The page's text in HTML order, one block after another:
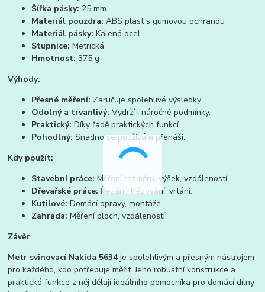
Šířka pásky: 25 mm
Materiál pouzdra: ABS plast s gumovou ochranou
Materiál pásky: Kalená ocel
Stupnice: Metrická
Hmotnost: 375 g
Výhody:
Přesné měření: Zaručuje spolehlivé výsledky.
Odolný a trvanlivý: Vydrží i náročné podmínky.
Praktický: Díky řadě praktických funkcí.
Pohodlný: Snadno se používá a přenáší.
Kdy použít:
Stavební práce: Měření rozměrů, výšek, vzdáleností.
Dřevařské práce: Řezání, frézování, vrtání.
Kutilové: Domácí opravy, montáže.
Zahrada: Měření ploch, vzdáleností.
Závěr
Metr svinovací Nakida 5634 je spolehlivým a přesným nástrojem
pro každého, kdo potřebuje měřit. Jeho robustní konstrukce a
praktické funkce z něj dělají ideálního pomocníka pro domácí dílny